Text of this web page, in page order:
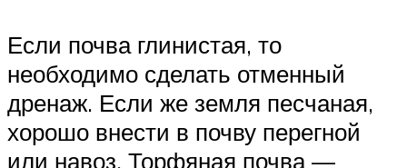
Если почва глинистая, то
необходимо сделать отменный
дренаж. Если же земля песчаная,
хорошо внести в почву перегной
или навоз. Торфяная почва —